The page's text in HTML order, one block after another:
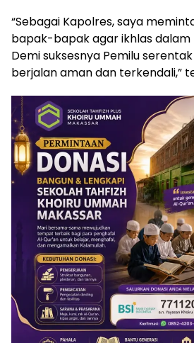
“Sebagai Kapolres, saya
bapak-bapak agar ikhlas dalam
Demi suksesnya Pemilu
berjalan aman dan terkendali,”